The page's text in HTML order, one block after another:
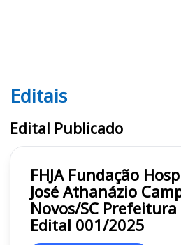
Editais FHJA
Editais
Edital Publicado
FHJA Fundação Hospitalar Dr.
José Athanázio Campos
Novos/SC Prefeitura Municipal -
Edital 001/2025